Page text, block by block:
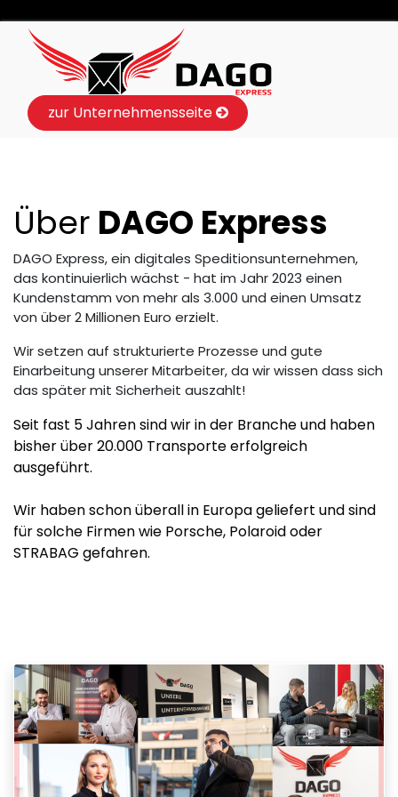
zur Unternehmensseite
Über DAGO Express
DAGO Express, ein digitales Speditionsunternehmen,
das kontinuierlich wächst - hat im Jahr 2023 einen
Kundenstamm von mehr als 3.000 und einen Umsatz
von über 2 Millionen Euro erzielt.
Wir setzen auf strukturierte Prozesse und gute
Einarbeitung unserer Mitarbeiter, da wir wissen dass sich
das später mit Sicherheit auszahlt!
Seit fast 5 Jahren sind wir in der Branche und haben
bisher über 20.000 Transporte erfolgreich
ausgeführt.
Wir haben schon überall in Europa geliefert und sind
für solche Firmen wie Porsche, Polaroid oder
STRABAG gefahren.